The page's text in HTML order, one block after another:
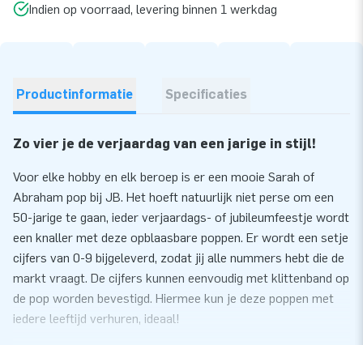
Indien op voorraad, levering binnen 1 werkdag
Productinformatie Specificaties
Zo vier je de verjaardag van een jarige in stijl!
Voor elke hobby en elk beroep is er een mooie Sarah of
Abraham pop bij JB. Het hoeft natuurlijk niet perse om een
50-jarige te gaan, ieder verjaardags- of jubileumfeestje wordt
een knaller met deze opblaasbare poppen. Er wordt een setje
cijfers van 0-9 bijgeleverd, zodat jij alle nummers hebt die de
markt vraagt. De cijfers kunnen eenvoudig met klittenband op
de pop worden bevestigd. Hiermee kun je deze poppen met
iedere leeftijd verhuren, ideaal!